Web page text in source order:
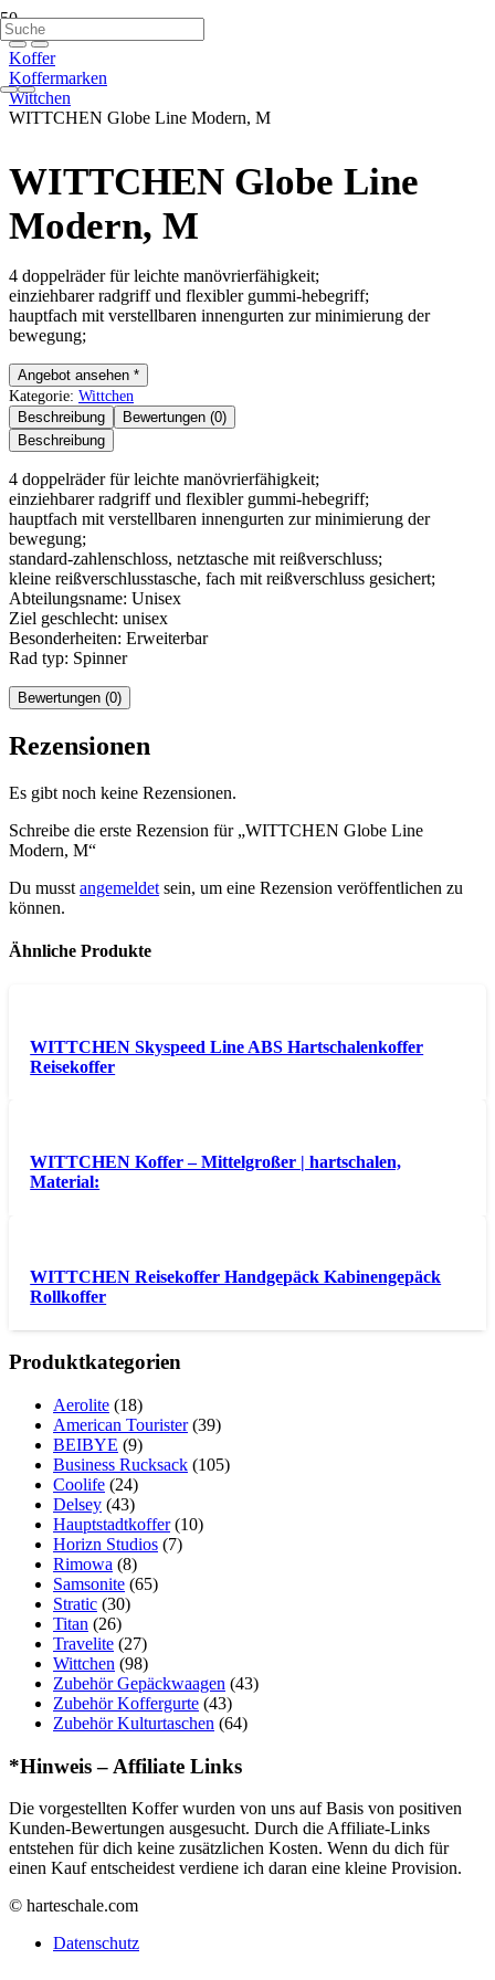
Koffer
Koffermarken
Wittchen
WITTCHEN Globe Line Modern, M
WITTCHEN Globe Line
Modern, M
4 doppelräder für leichte manövrierfähigkeit;
einziehbarer radgriff und flexibler gummi-hebegriff;
hauptfach mit verstellbaren innengurten zur minimierung der
bewegung;
Angebot ansehen *
Kategorie: Wittchen
Beschreibung
Bewertungen (0)
Beschreibung
4 doppelräder für leichte manövrierfähigkeit;
einziehbarer radgriff und flexibler gummi-hebegriff;
hauptfach mit verstellbaren innengurten zur minimierung der
bewegung;
standard-zahlenschloss, netztasche mit reißverschluss;
kleine reißverschlusstasche, fach mit reißverschluss gesichert;
Abteilungsname: Unisex
Ziel geschlecht: unisex
Besonderheiten: Erweiterbar
Rad typ: Spinner
Bewertungen (0)
Rezensionen
Es gibt noch keine Rezensionen.
Schreibe die erste Rezension für „WITTCHEN Globe Line
Modern, M“
Du musst angemeldet sein, um eine Rezension veröffentlichen zu
können.
Ähnliche Produkte
WITTCHEN Skyspeed Line ABS Hartschalenkoffer
Reisekoffer
WITTCHEN Koffer – Mittelgroßer | hartschalen,
Material:
WITTCHEN Reisekoffer Handgepäck Kabinengepäck
Rollkoffer
Produktkategorien
Aerolite (18)
American Tourister (39)
BEIBYE (9)
Business Rucksack (105)
Coolife (24)
Delsey (43)
Hauptstadtkoffer (10)
Horizn Studios (7)
Rimowa (8)
Samsonite (65)
Stratic (30)
Titan (26)
Travelite (27)
Wittchen (98)
Zubehör Gepäckwaagen (43)
Zubehör Koffergurte (43)
Zubehör Kulturtaschen (64)
*Hinweis – Affiliate Links
Die vorgestellten Koffer wurden von uns auf Basis von positiven
Kunden-Bewertungen ausgesucht. Durch die Affiliate-Links
entstehen für dich keine zusätzlichen Kosten. Wenn du dich für
einen Kauf entscheidest verdiene ich daran eine kleine Provision.
© harteschale.com
Datenschutz